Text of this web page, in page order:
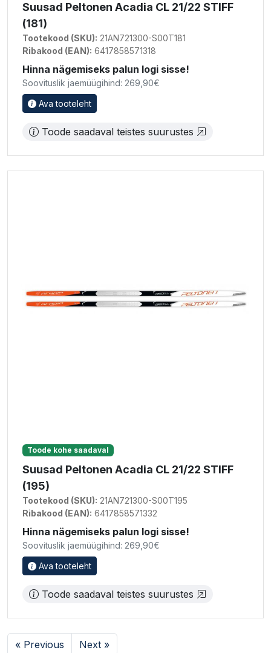
Suusad Peltonen Acadia CL 21/22 STIFF
(181)
Tootekood (SKU): 21AN721300-S00T181
Ribakood (EAN): 6417858571318
Hinna nägemiseks palun logi sisse!
Soovituslik jaemüügihind: 269,90€
Ava tooteleht
Toode saadaval teistes suurustes
Toode kohe saadaval
Suusad Peltonen Acadia CL 21/22 STIFF
(195)
Tootekood (SKU): 21AN721300-S00T195
Ribakood (EAN): 6417858571332
Hinna nägemiseks palun logi sisse!
Soovituslik jaemüügihind: 269,90€
Ava tooteleht
Toode saadaval teistes suurustes
« Previous Next »